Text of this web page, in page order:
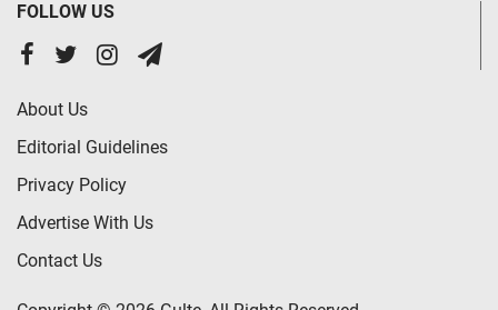
FOLLOW US
About Us
Editorial Guidelines
Privacy Policy
Advertise With Us
Contact Us